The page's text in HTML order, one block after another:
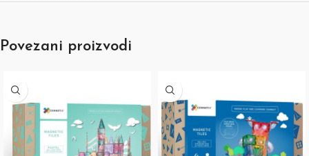
Povezani proizvodi